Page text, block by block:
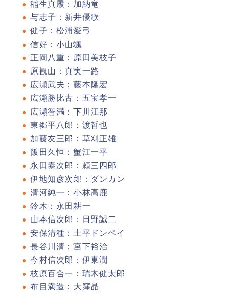
稲生真履：加納竜
与志子：新井優歌
健子：松浦愛弓
信好：小山颯
正岡八重：原田美枝子
原観山：真実一路
広瀬武夫：藤本隆宏
広瀬勝比古：五宝孝一
広瀬智満：下川江那
東郷平八郎：渡哲也
加藤友三郎：草刈正雄
飯田久恒：蟹江一平
永田泰次郎：頼三四郎
伊地知彦次郎：ダンカン
清河純一：小林高鹿
鈴木：永田耕一
山本信次郎：日野誠二
安保清種：土平ドンペイ
長谷川清：宮下裕治
今村信次郎：伊東潤
枝原百合一：瑞木健太郎
布目満造：大窪晶